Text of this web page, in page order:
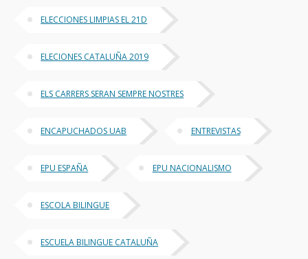
ELECCIONES LIMPIAS EL 21D
ELECIONES CATALUÑA 2019
ELS CARRERS SERAN SEMPRE NOSTRES
ENCAPUCHADOS UAB ENTREVISTAS
EPU ESPAÑA EPU NACIONALISMO
ESCOLA BILINGUE
ESCUELA BILINGUE CATALUÑA